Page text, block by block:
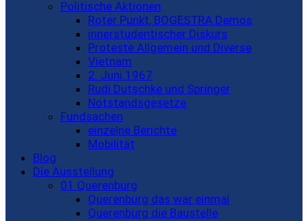
Politische Aktionen
Roter Punkt, BOGESTRA Demos
innerstudentischer Diskurs
Proteste Allgemein und Diverse
Vietnam
2. Juni 1967
Rudi Dutschke und Springer
Notstandsgesetze
Fundsachen
einzelne Berichte
Mobilität
Blog
Die Ausstellung
01 Querenburg
Querenburg das war einmal
Querenburg die Baustelle